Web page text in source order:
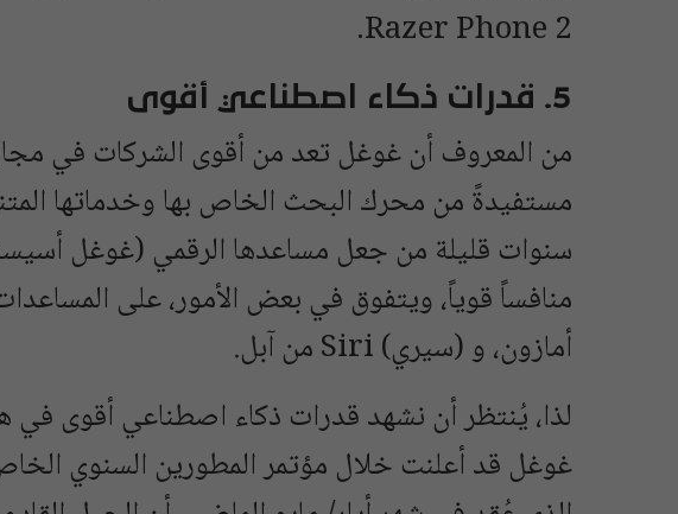
Razer Phone 2.
5. قدرات ذكاء اصطناعي أقوى
من المعروف أن غوغل تعد من أقوى الشركات في
مستفيدةً من محرك البحث الخاص بها وخدماتها
أمازون، و (سيري) Siri من آبل.